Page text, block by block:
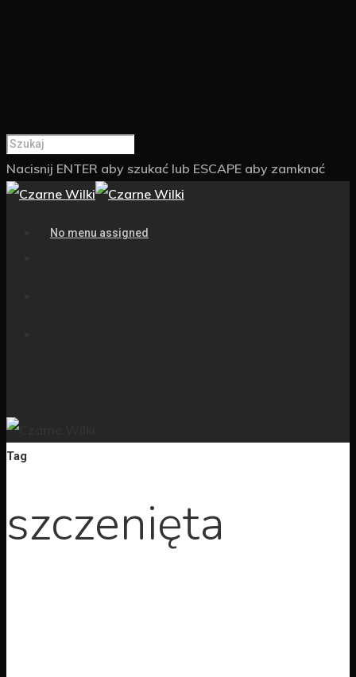
Nacisnij ENTER aby szukać lub ESCAPE aby zamknać
No menu assigned
Tag
szczenięta